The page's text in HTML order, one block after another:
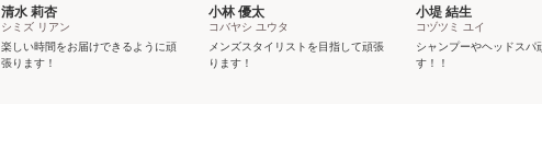
清水 莉杏
シミズ リアン
楽しい時間をお届けできるように頑
張ります！
小林 優太
コバヤシ ユウタ
メンズスタイリストを目指して頑張
ります！
小堤 結生
コヅツミ ユイ
シャンプーやヘッドスパ
す！！